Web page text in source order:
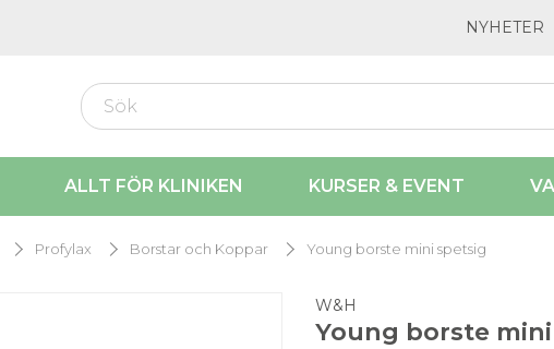
NYHETER
ALLT FÖR KLINIKEN KURSER & EVENT
Profylax Borstar och Koppar Young borste mini spetsig
W&H
Young borste